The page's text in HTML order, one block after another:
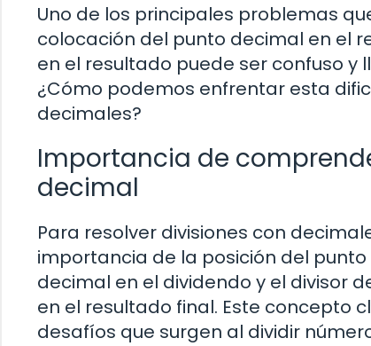
Uno de los principales problemas
colocación del punto decimal en el
en el resultado puede ser confuso
¿Cómo podemos enfrentar esta
decimales?
Importancia de
decimal
Para resolver divisiones con
importancia de la posición del
decimal en el dividendo y el divisor
en el resultado final. Este concepto
desafíos que surgen al dividir